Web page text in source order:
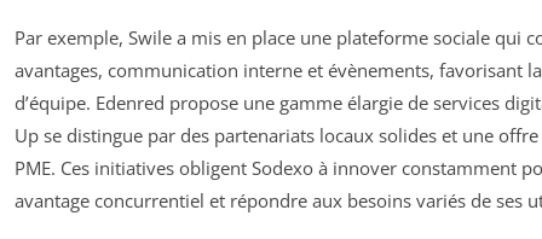
Par exemple, Swile a mis en place une plateforme sociale qui
avantages, communication interne et évènements, favorisant
d’équipe. Edenred propose une gamme élargie de services
Up se distingue par des partenariats locaux solides et une
PME. Ces initiatives obligent Sodexo à innover constamment
avantage concurrentiel et répondre aux besoins variés de ses